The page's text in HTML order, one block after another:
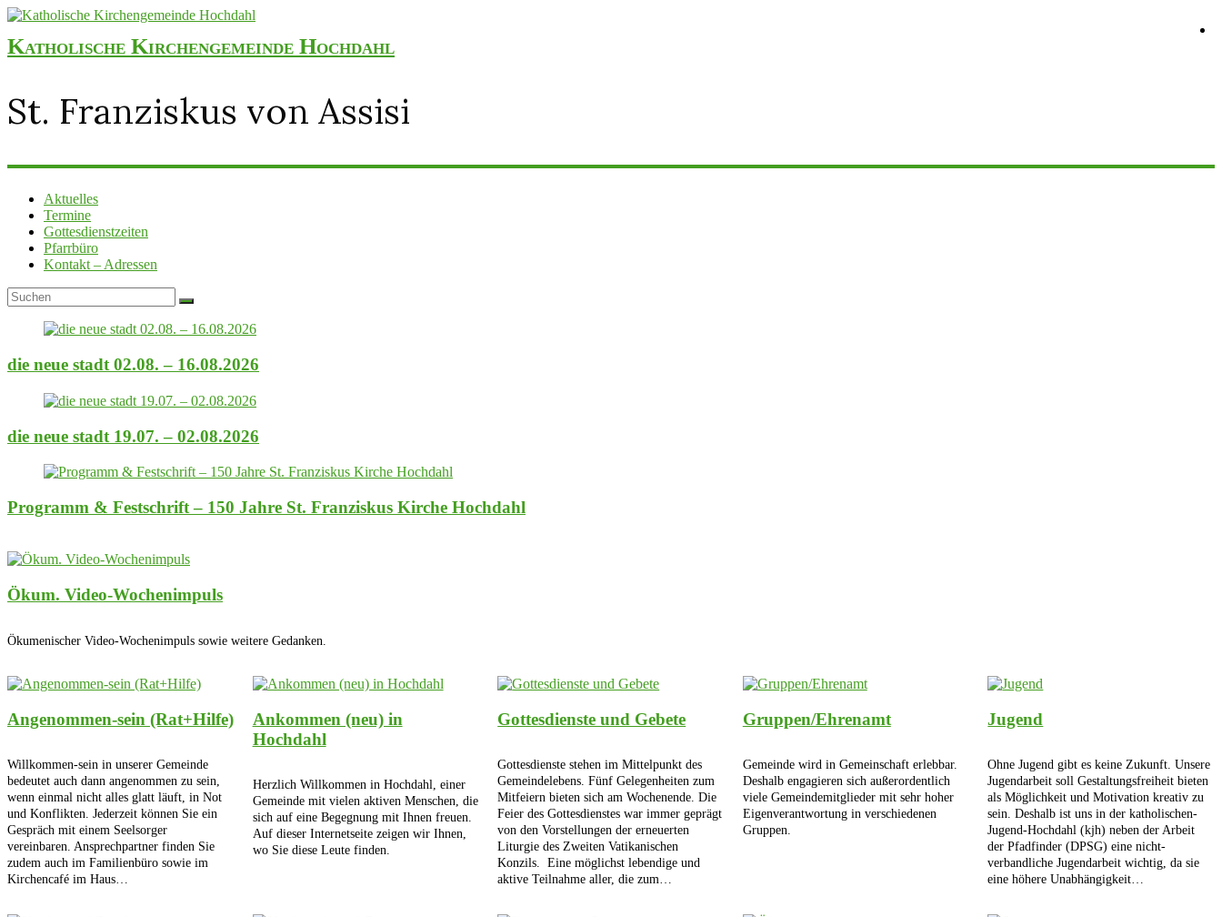
Katholische Kirchengemeinde Hochdahl
St. Franziskus von Assisi
Aktuelles
Termine
Gottesdienstzeiten
Pfarrbüro
Kontakt – Adressen
die neue stadt 02.08. – 16.08.2026
die neue stadt 19.07. – 02.08.2026
Programm & Festschrift – 150 Jahre St. Franziskus Kirche Hochdahl
Ökum. Video-Wochenimpuls
Ökumenischer Video-Wochenimpuls sowie weitere Gedanken.
Angenommen-sein (Rat+Hilfe)
Willkommen-sein in unserer Gemeinde
bedeutet auch dann angenommen zu sein,
wenn einmal nicht alles glatt läuft, in Not
und Konflikten. Jederzeit können Sie ein
Gespräch mit einem Seelsorger
vereinbaren. Ansprechpartner finden Sie
zudem auch im Familienbüro sowie im
Kirchencafé im Haus…
Ankommen (neu) in
Hochdahl
Herzlich Willkommen in Hochdahl, einer
Gemeinde mit vielen aktiven Menschen, die
sich auf eine Begegnung mit Ihnen freuen.
Auf dieser Internetseite zeigen wir Ihnen,
wo Sie diese Leute finden.
Gottesdienste und Gebete
Gottesdienste stehen im Mittelpunkt des
Gemeindelebens. Fünf Gelegenheiten zum
Mitfeiern bieten sich am Wochenende. Die
Feier des Gottesdienstes war immer geprägt
von den Vorstellungen der erneuerten
Liturgie des Zweiten Vatikanischen
Konzils. Eine möglichst lebendige und
aktive Teilnahme aller, die zum…
Gruppen/Ehrenamt
Gemeinde wird in Gemeinschaft erlebbar.
Deshalb engagieren sich außerordentlich
viele Gemeindemitglieder mit sehr hoher
Eigenverantwortung in verschiedenen
Gruppen.
Jugend
Ohne Jugend gibt es keine Zukunft. Unsere
Jugendarbeit soll Gestaltungsfreiheit bieten
als Möglichkeit und Motivation kreativ zu
sein. Deshalb ist uns in der katholischen-
Jugend-Hochdahl (kjh) neben der Arbeit
der Pfadfinder (DPSG) eine nicht-
verbandliche Jugendarbeit wichtig, da sie
eine höhere Unabhängigkeit…